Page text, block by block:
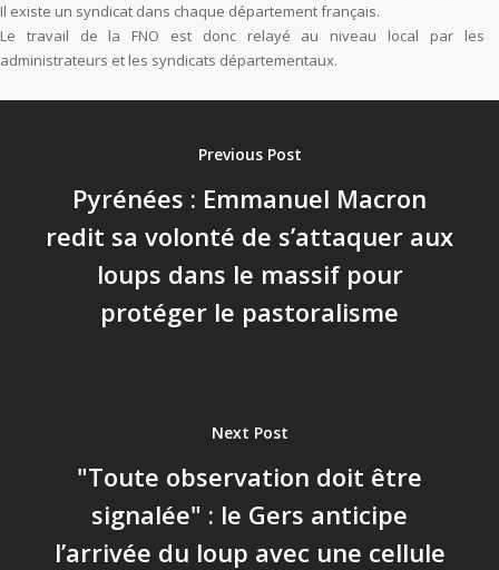
Il existe un syndicat dans chaque département français.
Le travail de la FNO est donc relayé au niveau local par les
administrateurs et les syndicats départementaux.
Previous Post
Pyrénées : Emmanuel Macron
redit sa volonté de s’attaquer aux
loups dans le massif pour
protéger le pastoralisme
Next Post
"Toute observation doit être
signalée" : le Gers anticipe
l’arrivée du loup avec une cellule